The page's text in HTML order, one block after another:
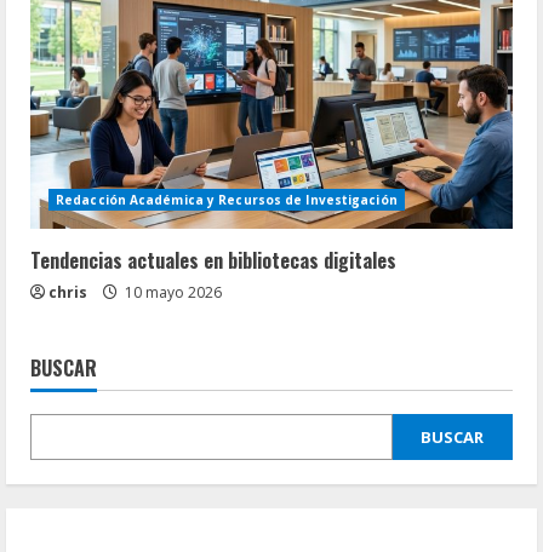
Redacción Académica y Recursos de Investigación
Tendencias actuales en bibliotecas digitales
chris 10 mayo 2026
BUSCAR
BUSCAR